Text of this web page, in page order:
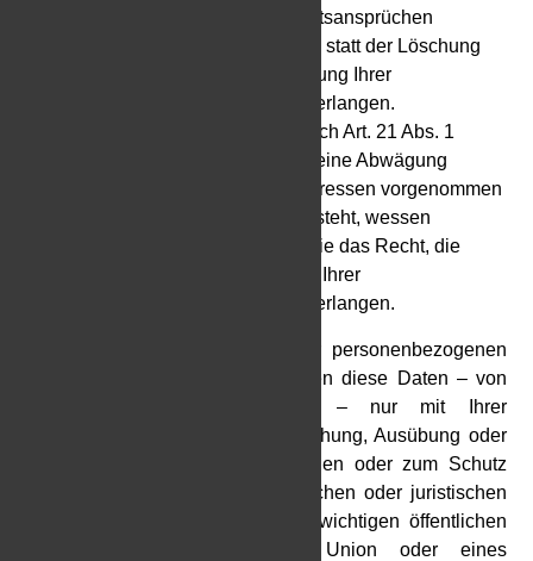
oder Geltendmachung von Rechtsansprüchen
benötigen, haben Sie das Recht, statt der Löschung
die Einschränkung der Verarbeitung Ihrer
personenbezogenen Daten zu verlangen.
Wenn Sie einen Widerspruch nach Art. 21 Abs. 1
DSGVO eingelegt haben, muss eine Abwägung
zwischen Ihren und unseren Interessen vorgenommen
werden. Solange noch nicht feststeht, wessen
Interessen überwiegen, haben Sie das Recht, die
Einschränkung der Verarbeitung Ihrer
personenbezogenen Daten zu verlangen.
Wenn Sie die Verarbeitung Ihrer personenbezogenen
Daten eingeschränkt haben, dürfen diese Daten – von
ihrer Speicherung abgesehen – nur mit Ihrer
Einwilligung oder zur Geltendmachung, Ausübung oder
Verteidigung von Rechtsansprüchen oder zum Schutz
der Rechte einer anderen natürlichen oder juristischen
Person oder aus Gründen eines wichtigen öffentlichen
Interesses der Europäischen Union oder eines